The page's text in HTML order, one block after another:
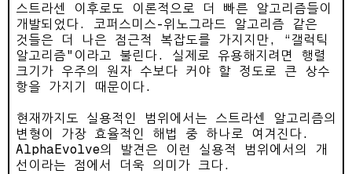
스트라센 이후로도 이론적으로 더 빠른 알고리즘들이
개발되었다. 코퍼스미스-위노그라드 알고리즘 같은
것들은 더 나은 점근적 복잡도를 가지지만, “갤럭틱
알고리즘"이라고 불린다. 실제로 유용해지려면 행렬
크기가 우주의 원자 수보다 커야 할 정도로 큰 상수
항을 가지기 때문이다.
현재까지도 실용적인 범위에서는 스트라센 알고리즘의
변형이 가장 효율적인 해법 중 하나로 여겨진다.
AlphaEvolve의 발견은 이런 실용적 범위에서의 개
선이라는 점에서 더욱 의미가 크다.